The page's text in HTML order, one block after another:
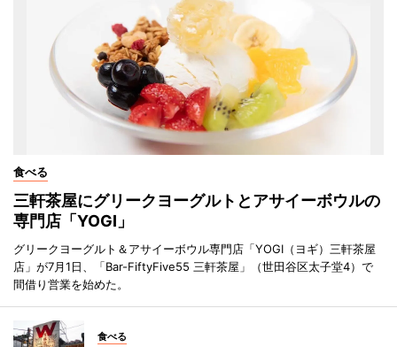
食べる
三軒茶屋にグリークヨーグルトとアサイーボウルの
専門店「YOGI」
グリークヨーグルト＆アサイーボウル専門店「YOGI（ヨギ）三軒茶屋
店」が7月1日、「Bar-FiftyFive55 三軒茶屋」（世田谷区太子堂4）で
間借り営業を始めた。
食べる